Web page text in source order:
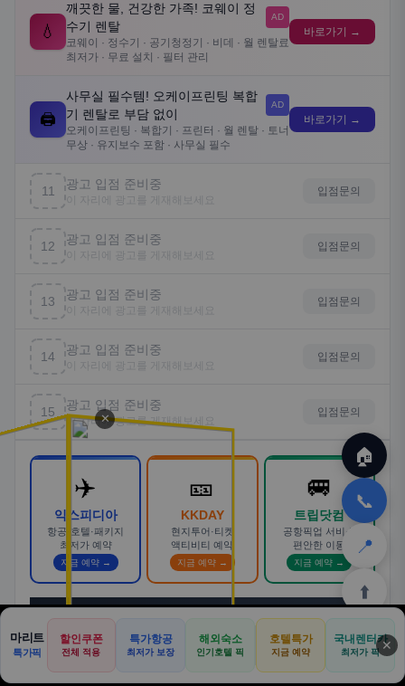
💧
깨끗한 물, 건강한 가족! 코웨이 정
수기 렌탈
AD
코웨이 · 정수기 · 공기청정기 · 비데 · 월 렌탈료
최저가 · 무료 설치 · 필터 관리
바로가기 →
🖨️
사무실 필수템! 오케이프린팅 복합
기 렌탈로 부담 없이
AD
오케이프린팅 · 복합기 · 프린터 · 월 렌탈 · 토너
무상 · 유지보수 포함 · 사무실 필수
바로가기 →
11 광고 입점 준비중
이 자리에 광고를 게재해보세요
입점문의
12 광고 입점 준비중
이 자리에 광고를 게재해보세요
입점문의
13 광고 입점 준비중
이 자리에 광고를 게재해보세요
입점문의
14 광고 입점 준비중
이 자리에 광고를 게재해보세요
입점문의
15 광고 입점 준비중
이 자리에 광고를 게재해보세요
입점문의
✈️
익스피디아
항공·호텔·패키지
최저가 예약
지금 예약 →
🎫
KKDAY
현지투어·티켓
액티비티 예약
지금 예약 →
🚐
트립닷컴
공항픽업 서비스
편안한 이동
지금 예약 →
💼광고 배너 입점 문의 · 제휴 마케팅 · 브랜드 홍보 →
🏠
💬
커뮤
✈️
🍽️
🛒
쿠팡
🎁
테무
🏠
📞
📍
⬆️
🏠
견적
💬 🚐
기사등록
🛒
아마존
✕
마리트
특가픽
할인쿠폰
전체 적용
특가항공
최저가 보장
해외숙소
인기호텔 픽
호텔특가
지금 예약
국내렌터카
최저가 픽 ✕